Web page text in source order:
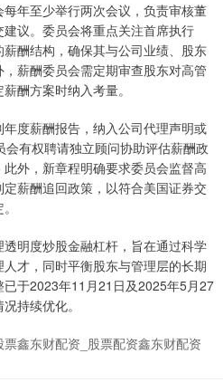
年至少举行两次会议，负责审核董
议。委员会将重点关注首席执行
酬结构，确保其与公司业绩、股东
薪酬委员会需定期审查股东对高管
酬方案时纳入考量。
度薪酬报告，纳入公司代理声明或
有权聘请独立顾问协助评估薪酬政
外，新章程明确要求委员会监督高
薪酬追回政策，以符合美国证券交
明度炒股金融杠杆，旨在通过科学
才，同时平衡股东与管理层的长期
于2023年11月21日及2025年5月27
持续优化。
鑫东财配资_股票配资鑫东财配资